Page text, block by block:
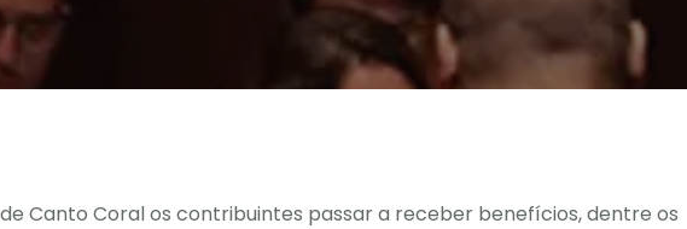
Canto Coral os contribuintes passar a receber benefícios, dentre os